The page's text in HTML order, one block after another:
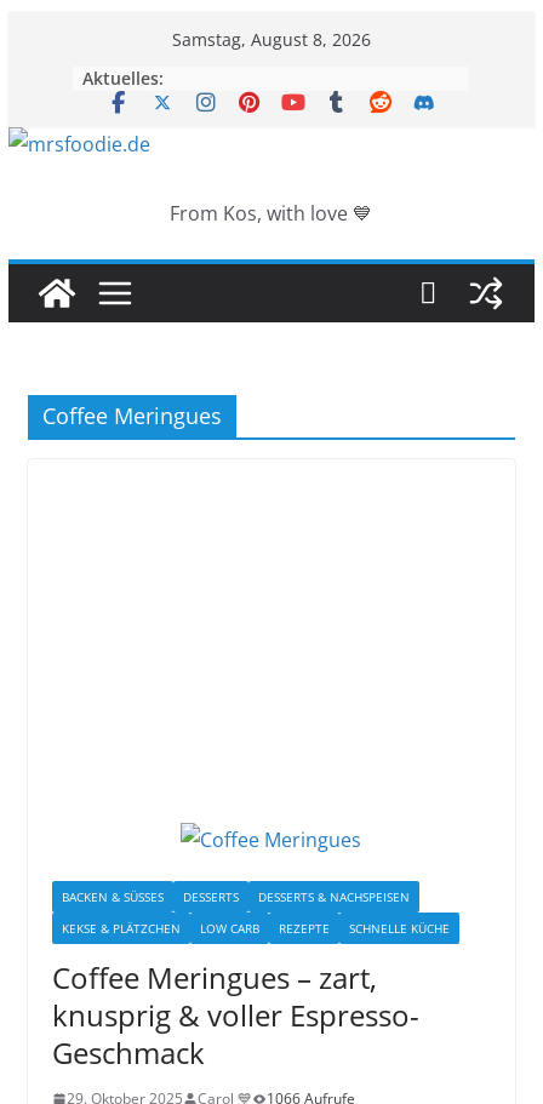
Samstag, August 8, 2026
Aktuelles:
From Kos, with love 💙
Coffee Meringues
BACKEN & SÜSSES DESSERTS
DESSERTS & NACHSPEISEN
KEKSE & PLÄTZCHEN
LOW CARB REZEPTE SCHNELLE KÜCHE
Coffee Meringues – zart,
knusprig & voller Espresso-
Geschmack
29. Oktober 2025 Carol 💙
1066 Aufrufe